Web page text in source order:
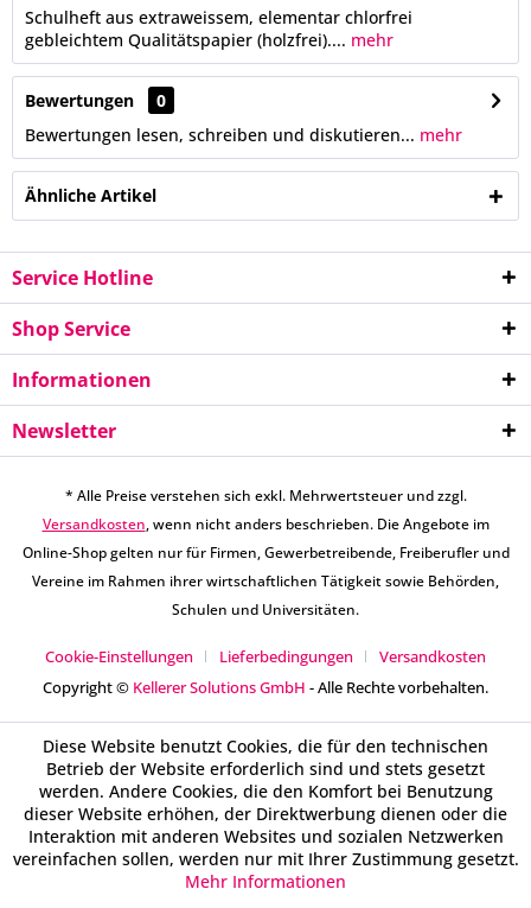
Schulheft aus extraweissem, elementar chlorfrei
gebleichtem Qualitätspapier (holzfrei).... mehr
Bewertungen
0
Bewertungen lesen, schreiben und diskutieren... mehr
Ähnliche Artikel
Service Hotline
Shop Service
Informationen
Newsletter
* Alle Preise verstehen sich exkl. Mehrwertsteuer und zzgl.
Versandkosten, wenn nicht anders beschrieben. Die Angebote im
Online-Shop gelten nur für Firmen, Gewerbetreibende, Freiberufler und
Vereine im Rahmen ihrer wirtschaftlichen Tätigkeit sowie Behörden,
Schulen und Universitäten.
Cookie-Einstellungen Lieferbedingungen
Versandkosten
Copyright © Kellerer Solutions GmbH - Alle Rechte vorbehalten.
Diese Website benutzt Cookies, die für den technischen
Betrieb der Website erforderlich sind und stets gesetzt
werden. Andere Cookies, die den Komfort bei Benutzung
dieser Website erhöhen, der Direktwerbung dienen oder die
Interaktion mit anderen Websites und sozialen Netzwerken
vereinfachen sollen, werden nur mit Ihrer Zustimmung gesetzt.
Mehr Informationen